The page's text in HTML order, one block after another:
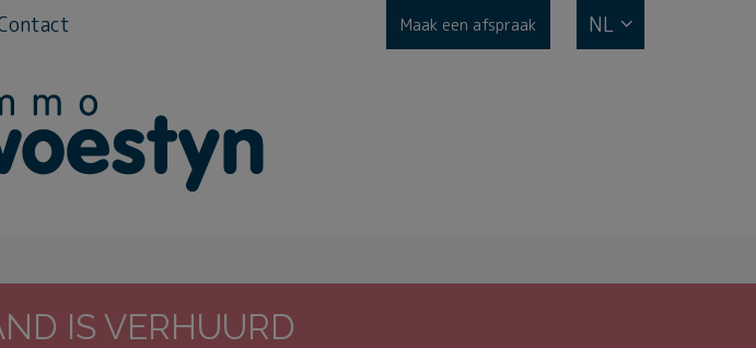
Maak een afspraak NL
IS VERHUURD